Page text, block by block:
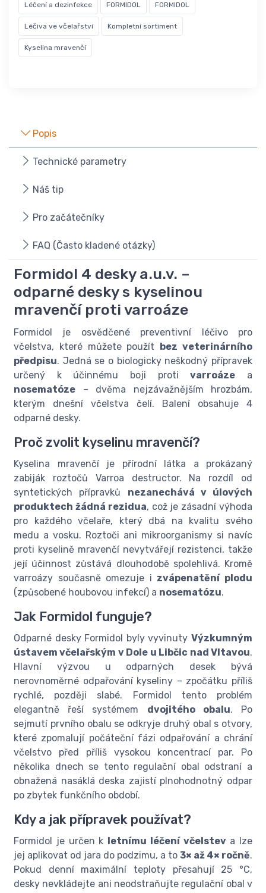
Léčení a dezinfekce FORMIDOL FORMIDOL
Léčiva ve včelařství Kompletní sortiment
Kyselina mravenčí
Popis
Technické parametry
Náš tip
Pro začátečníky
FAQ (Často kladené otázky)
Formidol 4 desky a.u.v. –
odparné desky s kyselinou
mravenčí proti varroáze
Formidol je osvědčené preventivní léčivo pro
včelstva, které můžete použít
bez veterinárního
předpisu. Jedná se o biologicky neškodný přípravek
určený k účinnému boji protivarroáze a
nosematóze – dvěma nejzávažnějším hrozbám,
kterým dnešní včelstva čelí. Balení obsahuje 4
odparné desky.
Proč zvolit kyselinu mravenčí?
Kyselina mravenčí je přírodní látka a prokázaný
zabiják roztočů Varroa destructor. Na rozdíl od
syntetických přípravků nezanechává v úlových
produktech žádná rezidua, což je zásadní výhoda
pro každého včelaře, který dbá na kvalitu svého
medu a vosku. Roztoči ani mikroorganismy si navíc
proti kyselině mravenčí nevytvářejí rezistenci, takže
její účinnost zůstává dlouhodobě spolehlivá. Kromě
varroázy současně omezuje i zvápenatění plodu
(způsobené houbovou infekcí) a nosematózu.
Jak Formidol funguje?
Odparné desky Formidol byly vyvinuty Výzkumným
ústavem včelařským v Dole u Libčic nad Vltavou.
Hlavní výzvou u odparných desek bývá
nerovnoměrné odpařování kyseliny – zpočátku příliš
rychlé, později slabé. Formidol tento problém
elegantně řeší systémem dvojitého obalu. Po
sejmutí prvního obalu se odkryje druhý obal s otvory,
které zpomalují počáteční fázi odpařování a chrání
včelstvo před příliš vysokou koncentrací par. Po
několika dnech se tento regulační obal odstraní a
obnažená nasáklá deska zajistí plnohodnotný odpar
po zbytek funkčního období.
Kdy a jak přípravek používat?
Formidol je určen k letnímu léčení včelstev a lze
jej aplikovat od jara do podzimu, a to 3× až 4× ročně.
Pokud denní maximální teploty přesahují 25 °C,
desky nevkládejte ani neodstraňujte regulační obal v